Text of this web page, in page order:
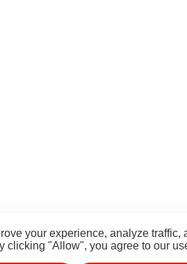
your experience, analyze traffic,
clicking "Allow", you agree to our